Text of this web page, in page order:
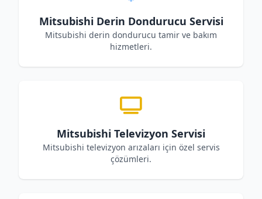
Mitsubishi Derin Dondurucu Servisi
Mitsubishi derin dondurucu tamir ve bakım
hizmetleri.
Mitsubishi Televizyon Servisi
Mitsubishi televizyon arızaları için özel servis
çözümleri.